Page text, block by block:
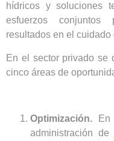
hídricos y soluciones
esfuerzos conjuntos
resultados en el
En el sector privado se
cinco áreas de
Optimización. En
administración